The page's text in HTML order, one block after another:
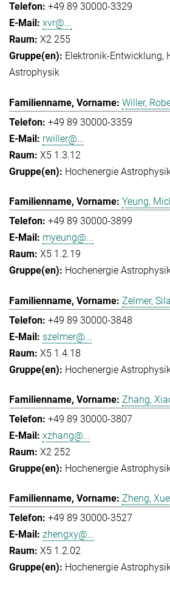
+49 89 30000-3329
xvr@...
X2 255
Elektronik-Entwicklung
Astrophysik
Willer,
+49 89 30000-3359
rwiller@...
X5 1.3.12
Hochenergie
Yeung,
+49 89 30000-3899
myeung@...
X5 1.2.19
Hochenergie
Zelmer,
+49 89 30000-3848
szelmer@...
X5 1.4.18
Hochenergie
Zhang,
+49 89 30000-3807
xzhang@...
X2 252
Hochenergie
Zheng,
+49 89 30000-3527
zhengxy@...
X5 1.2.02
Hochenergie